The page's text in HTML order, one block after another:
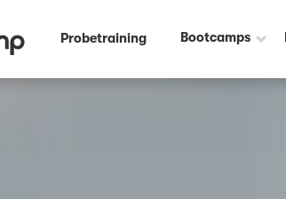
Probetraining Bootcamps